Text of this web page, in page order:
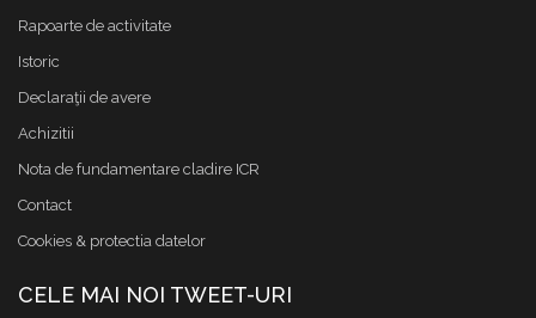
Rapoarte de activitate
Istoric
Declaraţii de avere
Achizitii
Nota de fundamentare cladire ICR
Contact
Cookies & protectia datelor
CELE MAI NOI TWEET-URI